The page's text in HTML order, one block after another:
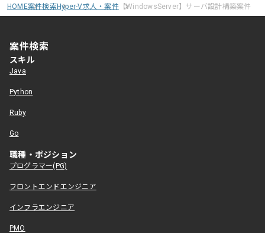
HOME案件検索Hyper-V求人・案件【WindowsServer】サーバ設計構築案件
案件検索
スキル
Java
Python
Ruby
Go
職種・ポジション
プログラマー(PG)
フロントエンドエンジニア
インフラエンジニア
PMO